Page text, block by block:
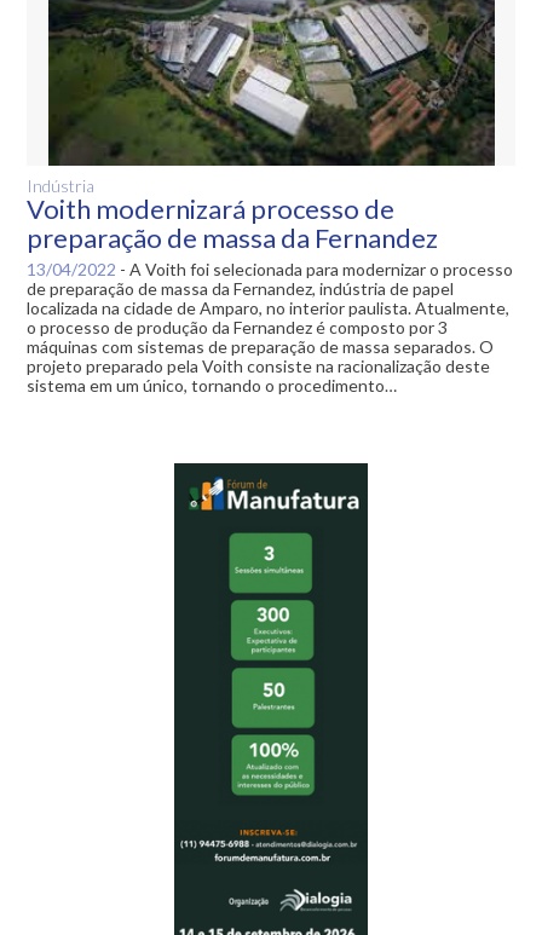
Indústria
Voith modernizará processo de
preparação de massa da Fernandez
13/04/2022 -A Voith foi selecionada para modernizar o processo
de preparação de massa da Fernandez, indústria de papel
localizada na cidade de Amparo, no interior paulista. Atualmente,
o processo de produção da Fernandez é composto por 3
máquinas com sistemas de preparação de massa separados. O
projeto preparado pela Voith consiste na racionalização deste
sistema em um único, tornando o procedimento…